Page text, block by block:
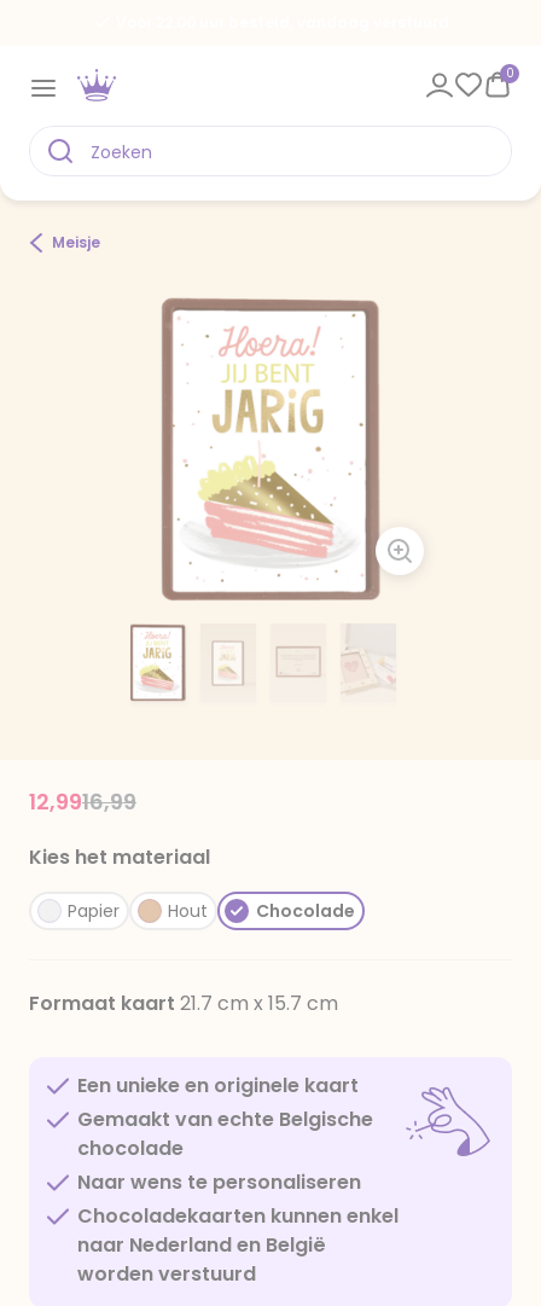
0
Meisje
Price reduced from
16,99to
12,99
Kies het materiaal
Papier Hout Chocolade
Formaat kaart 21.7 cm x 15.7 cm
Een unieke en originele kaart
Gemaakt van echte Belgische
chocolade
Naar wens te personaliseren
Chocoladekaarten kunnen enkel
naar Nederland en België
worden verstuurd